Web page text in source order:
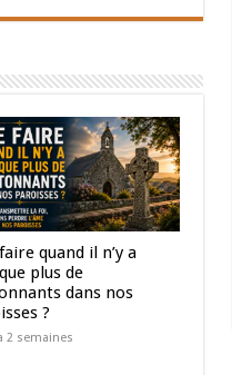
quand il n’y a
plus de
dans nos
?
2 semaines